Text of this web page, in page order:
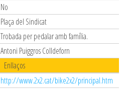
No
Plaça del Sindicat
Trobada per pedalar amb família.
Antoni Puiggros Colldeforn
Enllaços
http://www.2x2.cat/bike2x2/principal.htm